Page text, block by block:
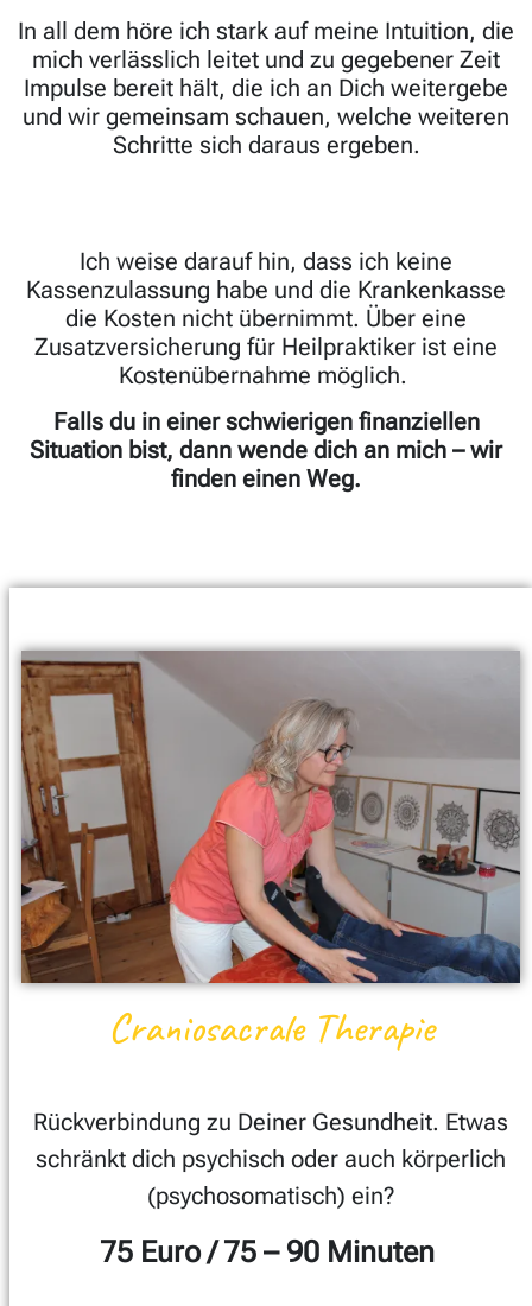
In all dem höre ich stark auf meine Intuition, die
mich verlässlich leitet und zu gegebener Zeit
Impulse bereit hält, die ich an Dich weitergebe
und wir gemeinsam schauen, welche weiteren
Schritte sich daraus ergeben.
Ich weise darauf hin, dass ich keine
Kassenzulassung habe und die Krankenkasse
die Kosten nicht übernimmt. Über eine
Zusatzversicherung für Heilpraktiker ist eine
Kostenübernahme möglich.
Falls du in einer schwierigen finanziellen
Situation bist, dann wende dich an mich – wir
finden einen Weg.
Craniosacrale Therapie
Rückverbindung zu Deiner Gesundheit. Etwas
schränkt dich psychisch oder auch körperlich
(psychosomatisch) ein?
75 Euro / 75 – 90 Minuten